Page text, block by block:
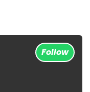
Follow